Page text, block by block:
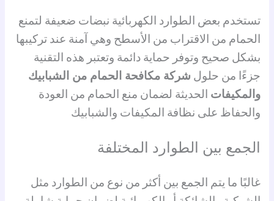
تستخدم بعض الطوارد الكهربائية نبضات ضعيفة لتمنع
الحمام من الاقتراب من الأسطح وهي آمنة عند تركيبها
بشكل صحيح وتوفر حماية دائمة وتعتبر هذه التقنية
جزءًا من حلول شركة مكافحة الحمام من الشبابيك
والمكيفات الحديثة لضمان منع الحمام من العودة
والحفاظ على نظافة المكيفات والشبابيك
الجمع بين الطوارد المختلفة
غالبًا ما يتم الجمع بين أكثر من نوع من الطوارد مثل